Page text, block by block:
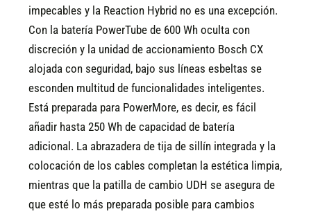
impecables y la Reaction Hybrid no es una excepción.
Con la batería PowerTube de 600 Wh oculta con
discreción y la unidad de accionamiento Bosch CX
alojada con seguridad, bajo sus líneas esbeltas se
esconden multitud de funcionalidades inteligentes.
Está preparada para PowerMore, es decir, es fácil
añadir hasta 250 Wh de capacidad de batería
adicional. La abrazadera de tija de sillín integrada y la
colocación de los cables completan la estética limpia,
mientras que la patilla de cambio UDH se asegura de
que esté lo más preparada posible para cambios